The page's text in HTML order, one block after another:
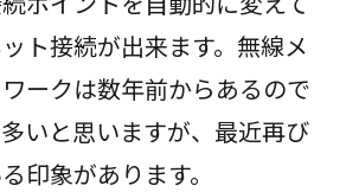
ト接続が出来ます。無線メ
ークは数年前からあるので
いと思いますが、最近再び
印象があります。